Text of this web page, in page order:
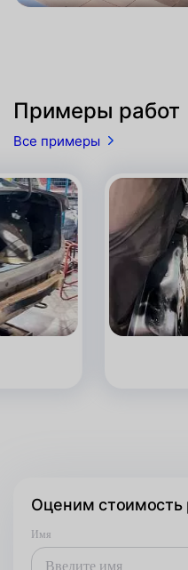
Примеры работ
Все примеры
Оценим стоимость
Имя